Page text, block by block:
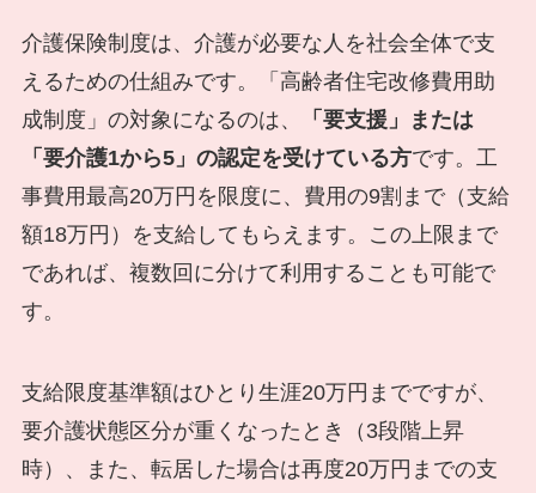
介護保険制度は、介護が必要な人を社会全体で支
えるための仕組みです。「高齢者住宅改修費用助
成制度」の対象になるのは、
「要支援」または
「要介護1から5」の認定を受けている方です。工
事費用最高20万円を限度に、費用の9割まで（支給
額18万円）を支給してもらえます。この上限まで
であれば、複数回に分けて利用することも可能で
す。
支給限度基準額はひとり生涯20万円までですが、
要介護状態区分が重くなったとき（3段階上昇
時）、また、転居した場合は再度20万円までの支